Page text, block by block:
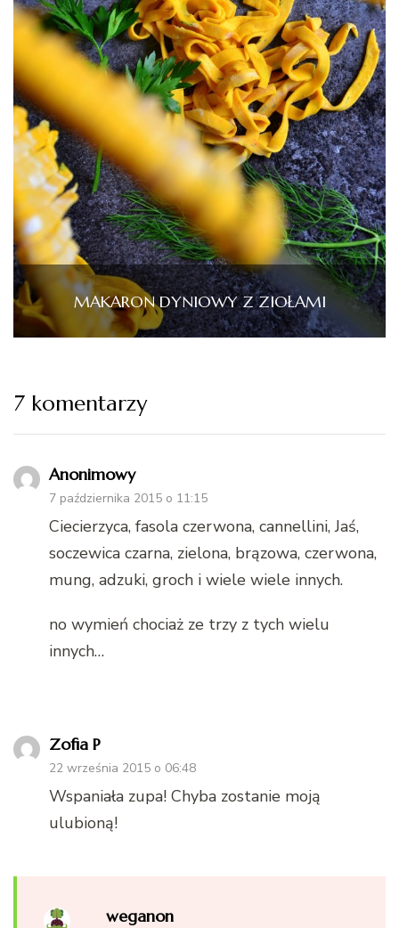
MAKARON DYNIOWY Z ZIOŁAMI
7 komentarzy
Anonimowy
7 października 2015 o 11:15
Ciecierzyca, fasola czerwona, cannellini, Jaś,
soczewica czarna, zielona, brązowa, czerwona,
mung, adzuki, groch i wiele wiele innych.
no wymień chociaż ze trzy z tych wielu
innych…
Zofia P
22 września 2015 o 06:48
Wspaniała zupa! Chyba zostanie moją
ulubioną!
weganon